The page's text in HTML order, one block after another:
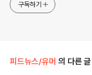
구독하기
피드뉴스/유머 의 다른 글